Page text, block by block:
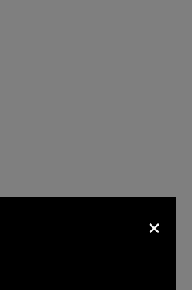
zamienia się w
dla wielorybów, jest
morskich, takich jak
×